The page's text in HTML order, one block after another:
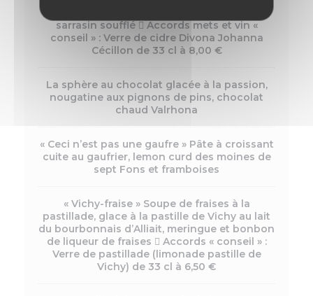
sarrasin soufflé  Accords mets et vin «
conseil » : Verre de cidre Divona Johanna
Cécillon de 33 cl à 8,00 €
La sphère au chocolat glacée à la passion,
nougatine aux pignons de pins, chocolat
chaud Valrhona
« Ceci n’est pas une gaufre » Pâte à croissant
cuite au gaufrier, lemon curd des moines de
sept Fons et framboises
« Vichy-fraise » Soupe de fraises à la
pastillade, glace à la pastille de Vichy au lait
du bourbonnais d’Alliait, meringue et bonbon
de liqueur de fraises  Accords « conseil » :
Verre de pastillade (limonade pastille de
Vichy) de 33 cl à 6,50 €